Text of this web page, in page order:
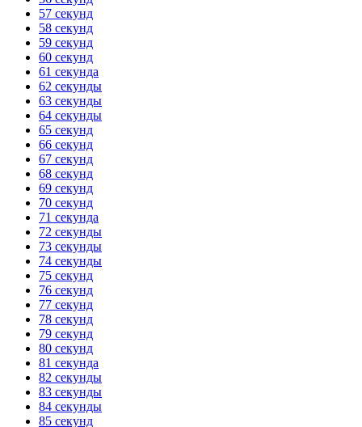
57 секунд
58 секунд
59 секунд
60 секунд
61 секунда
62 секунды
63 секунды
64 секунды
65 секунд
66 секунд
67 секунд
68 секунд
69 секунд
70 секунд
71 секунда
72 секунды
73 секунды
74 секунды
75 секунд
76 секунд
77 секунд
78 секунд
79 секунд
80 секунд
81 секунда
82 секунды
83 секунды
84 секунды
85 секунд